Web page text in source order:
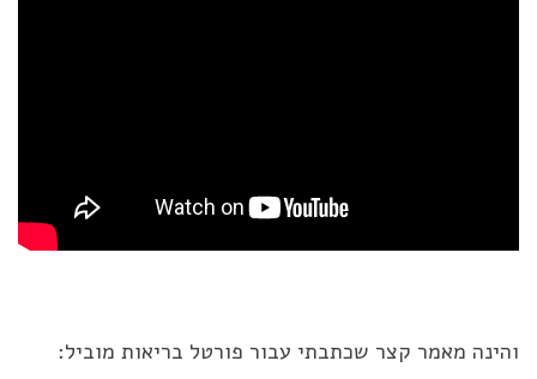
והינה מאמר קצר שכתבתי עבור פורטל בריאות מוביל: